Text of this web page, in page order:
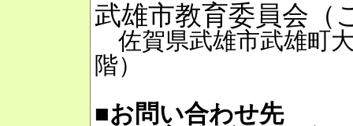
武雄市教育委員会（
佐賀県武雄市武雄町
階）
■お問い合わせ先